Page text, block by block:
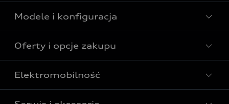
Modele i konfiguracja
Wszystkie modele Audi
Modele elektryczne Audi
Modele Audi plug-in hybrid
Oferty i opcje zakupu
Gotowe do odbioru
Oferta Audi Business Edition
Elektromobilność